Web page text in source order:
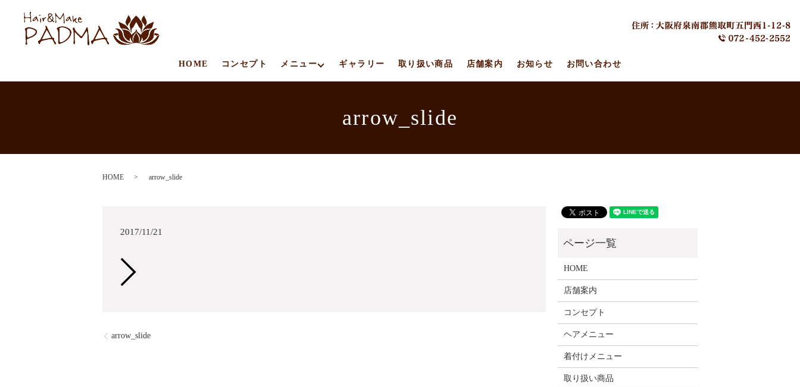
HOME コンセプト メニュー ギャラリー 取り扱い商品 店舗案内 お知らせ お問い合わせ
arrow_slide
HOME arrow_slide
2017/11/21
arrow_slide
HOME
店舗案内
コンセプト
ヘアメニュー
着付けメニュー
取り扱い商品